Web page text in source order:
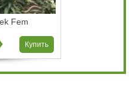
Fem
Купить